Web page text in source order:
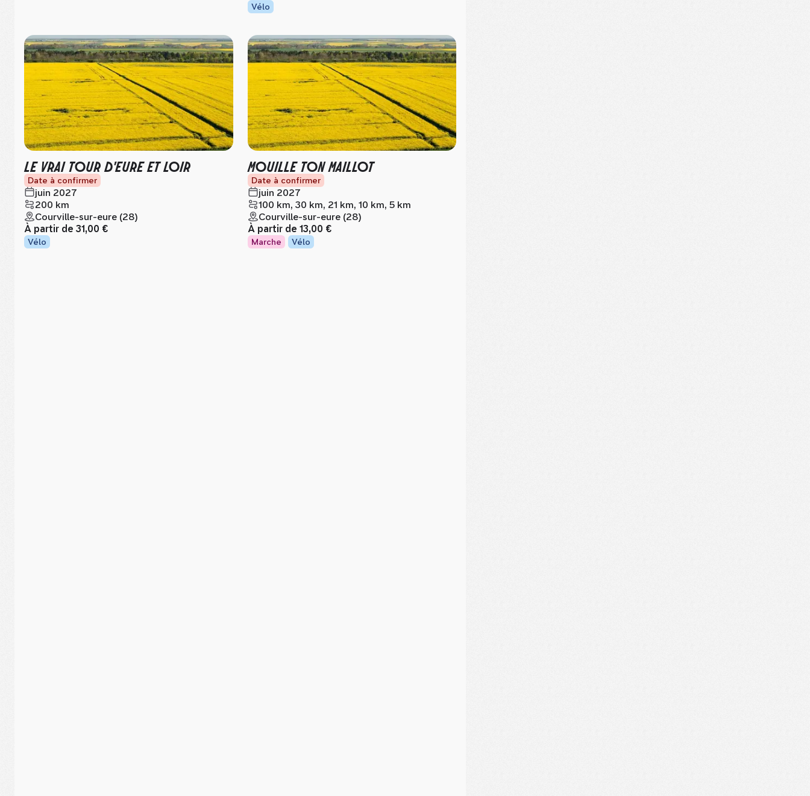
Vélo
LE VRAI TOUR D'EURE ET LOIR
Date à confirmer
juin 2027
200 km
Courville-sur-eure (28)
À partir de 31,00 €
Vélo
MOUILLE TON MAILLOT
Date à confirmer
juin 2027
100 km, 30 km, 21 km, 10 km, 5 km
Courville-sur-eure (28)
À partir de 13,00 €
Marche Vélo